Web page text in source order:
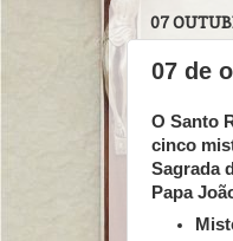
07
07 de
O Santo
cinco
Sagrada
Papa